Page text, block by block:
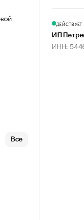
Все
ДЕЙСТВУЕТ
ИП
ИНН: